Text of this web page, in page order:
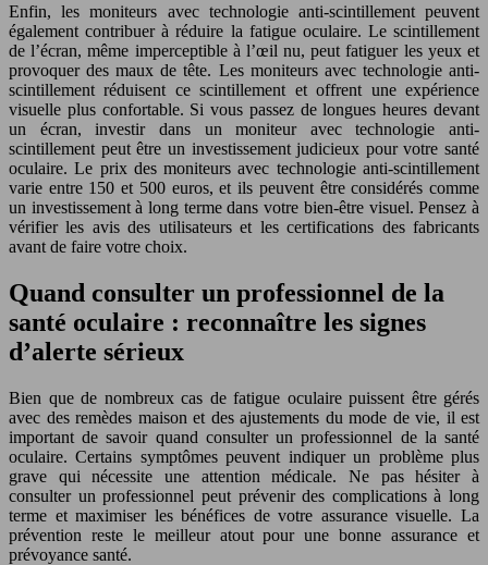
Enfin, les moniteurs avec technologie anti-scintillement peuvent
également contribuer à réduire la fatigue oculaire. Le scintillement
de l’écran, même imperceptible à l’œil nu, peut fatiguer les yeux et
provoquer des maux de tête. Les moniteurs avec technologie anti-
scintillement réduisent ce scintillement et offrent une expérience
visuelle plus confortable. Si vous passez de longues heures devant
un écran, investir dans un moniteur avec technologie anti-
scintillement peut être un investissement judicieux pour votre santé
oculaire. Le prix des moniteurs avec technologie anti-scintillement
varie entre 150 et 500 euros, et ils peuvent être considérés comme
un investissement à long terme dans votre bien-être visuel. Pensez à
vérifier les avis des utilisateurs et les certifications des fabricants
avant de faire votre choix.
Quand consulter un professionnel de la
santé oculaire : reconnaître les signes
d’alerte sérieux
Bien que de nombreux cas de fatigue oculaire puissent être gérés
avec des remèdes maison et des ajustements du mode de vie, il est
important de savoir quand consulter un professionnel de la santé
oculaire. Certains symptômes peuvent indiquer un problème plus
grave qui nécessite une attention médicale. Ne pas hésiter à
consulter un professionnel peut prévenir des complications à long
terme et maximiser les bénéfices de votre assurance visuelle. La
prévention reste le meilleur atout pour une bonne assurance et
prévoyance santé.